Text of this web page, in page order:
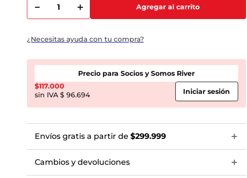
＋
－ Agregar al carrito
¿Necesitas ayuda con tu compra?
Precio para Socios y Somos River
$117.000
$ 96.694
Envíos gratis a partir de $299.999
Cambios y devoluciones